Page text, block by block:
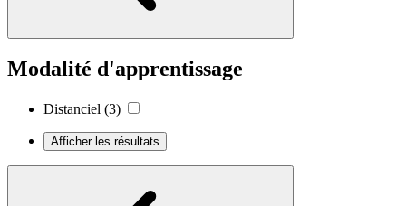
Modalité d'apprentissage
Distanciel (3)
Afficher les résultats